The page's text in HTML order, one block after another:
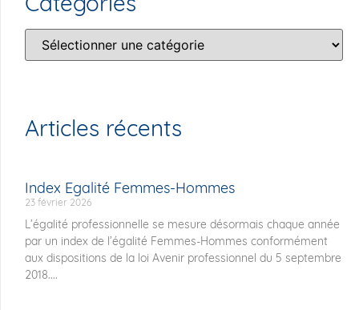
Articles récents
Index Egalité Femmes-Hommes
23 février 2026
L’égalité professionnelle se mesure désormais chaque année
par un index de l’égalité Femmes-Hommes conformément
aux dispositions de la loi Avenir professionnel du 5 septembre
2018....